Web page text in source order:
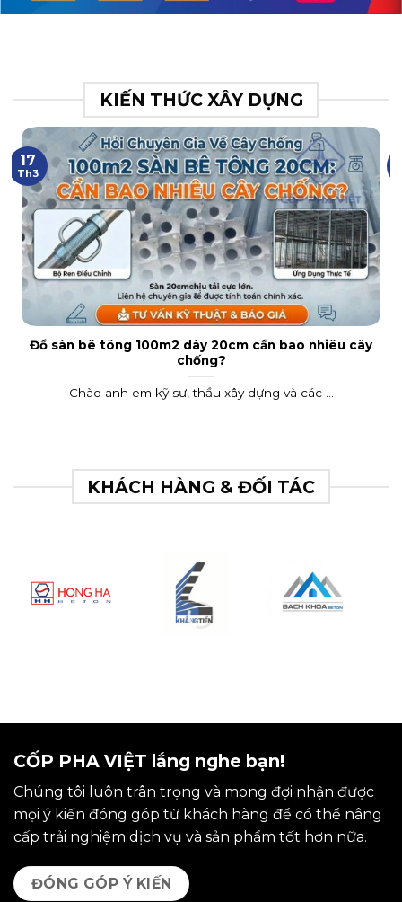
KIẾN THỨC XÂY DỰNG
Đổ sàn bê tông 100m2 dày 20cm cần bao nhiêu cây
chống?
Chào anh em kỹ sư, thầu xây dựng và các ...
17
Th3
KHÁCH HÀNG & ĐỐI TÁC
CỐP PHA VIỆT lắng nghe bạn!
Chúng tôi luôn trân trọng và mong đợi nhận được
mọi ý kiến đóng góp từ khách hàng để có thể nâng
cấp trải nghiệm dịch vụ và sản phẩm tốt hơn nữa.
ĐÓNG GÓP Ý KIẾN